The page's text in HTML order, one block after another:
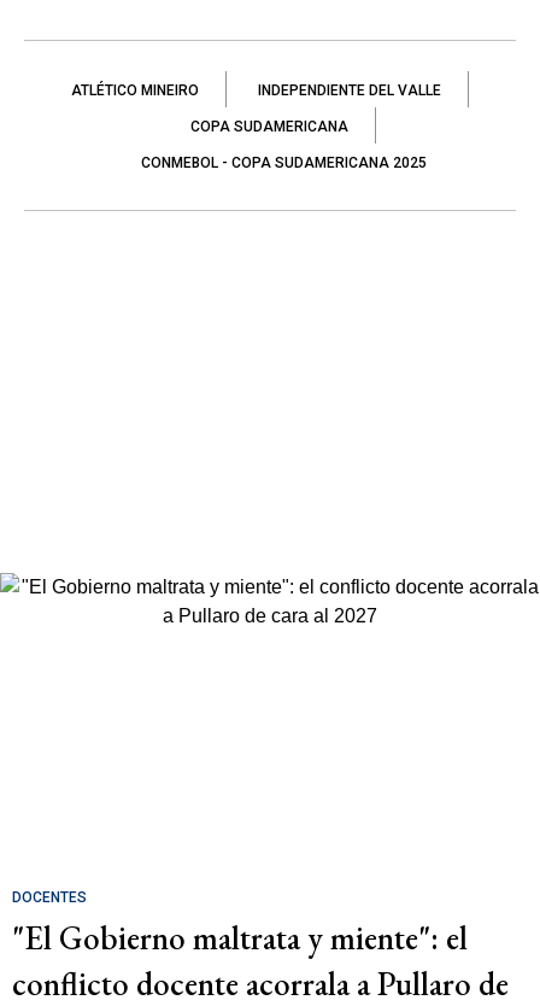
ATLÉTICO MINEIRO INDEPENDIENTE DEL VALLE
COPA SUDAMERICANA
CONMEBOL - COPA SUDAMERICANA 2025
DOCENTES
"El Gobierno maltrata y miente": el
conflicto docente acorrala a Pullaro de